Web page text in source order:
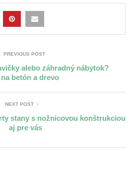
PREVIOUS POST
alebo záhradný nábytok?
betón a drevo
NEXT POST
stany s nožnicovou konštrukciou
aj pre vás